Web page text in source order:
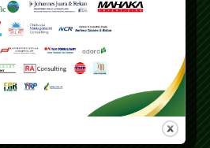
Blok B4-5 Cipete Utara,
Fatmawati Raya